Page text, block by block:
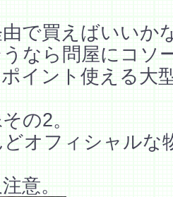
で買えばいいか
なら問屋にコソ
イント使える大
の2。
オフィシャルな
意。